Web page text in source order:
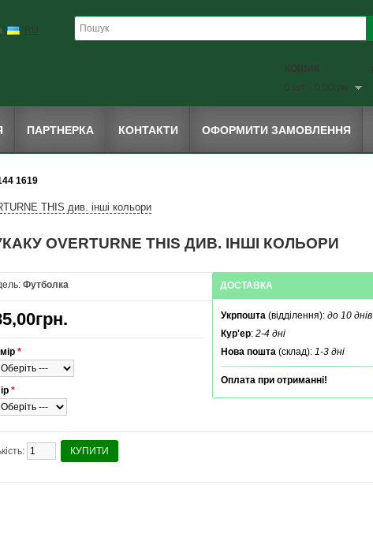
RU
КОШИК
0 шт. - 0,00грн.
ПАРТНЕРКА КОНТАКТИ ОФОРМИТИ ЗАМОВЛЕННЯ
1619
THIS див. інші кольори
OVERTURNE THIS ДИВ. ІНШІ КОЛЬОРИ
ДОСТАВКА
Укрпошта (відділення): до 10 днів
Кур'ер: 2-4 дні
Нова пошта (склад): 1-3 дні
Оплата при отриманні!
Футболка
*
*
КУПИТИ